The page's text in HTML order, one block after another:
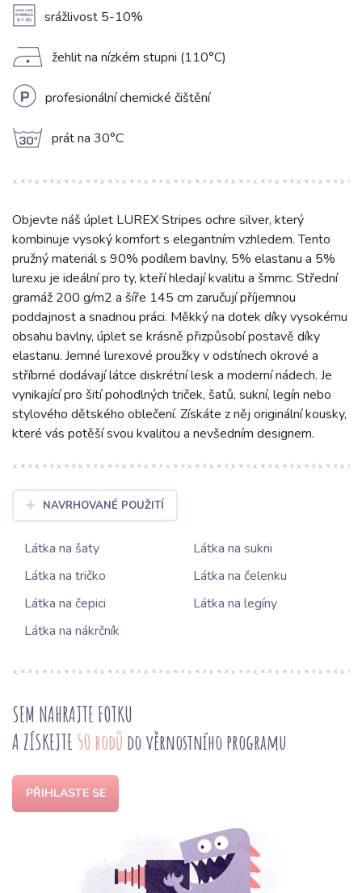
A srážlivost 5-10%
D žehlit na nízkém stupni (110°C)
L profesionální chemické čištění
g prát na 30°C
Objevte náš úplet LUREX Stripes ochre silver, který
kombinuje vysoký komfort s elegantním vzhledem. Tento
pružný materiál s 90% podílem bavlny, 5% elastanu a 5%
lurexu je ideální pro ty, kteří hledají kvalitu a šmrnc. Střední
gramáž 200 g/m2 a šíře 145 cm zaručují příjemnou
poddajnost a snadnou práci. Měkký na dotek díky vysokému
obsahu bavlny, úplet se krásně přizpůsobí postavě díky
elastanu. Jemné lurexové proužky v odstínech okrové a
stříbrné dodávají látce diskrétní lesk a moderní nádech. Je
vynikající pro šití pohodlných triček, šatů, sukní, legín nebo
stylového dětského oblečení. Získáte z něj originální kousky,
které vás potěší svou kvalitou a nevšedním designem.
NAVRHOVANÉ POUŽITÍ
Látka na šaty
Látka na sukni
Látka na tričko
Látka na čelenku
Látka na čepici
Látka na legíny
Látka na nákrčník
SEM NAHRAJTE FOTKU
A ZÍSKEJTE 50 bodů do věrnostního programu
PŘIHLASTE SE